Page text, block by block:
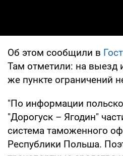
Об этом сообщили в
Там отметили: на выезд
же пункте ограничений
"По информации
"Дорогуск – Ягодин"
система таможенного
Республики Польша.